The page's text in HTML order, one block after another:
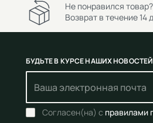
Не понравился товар?
Возврат в течение 14
БУДЬТЕ В КУРСЕ НАШИХ
Согласен(на) с правилами